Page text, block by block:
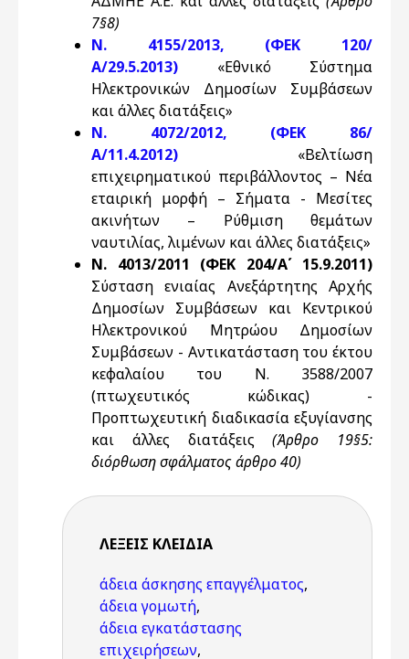
7§8)
Ν. 4155/2013, (ΦΕΚ 120/
Α/29.5.2013) «Εθνικό Σύστημα
Ηλεκτρονικών Δημοσίων Συμβάσεων
και άλλες διατάξεις»
Ν. 4072/2012, (ΦΕΚ 86/
Α/11.4.2012) «Βελτίωση
επιχειρηματικού περιβάλλοντος – Νέα
εταιρική μορφή – Σήματα - Μεσίτες
ακινήτων – Ρύθμιση θεμάτων
ναυτιλίας, λιμένων και άλλες διατάξεις»
Ν. 4013/2011 (ΦΕΚ 204/Α΄ 15.9.2011)
Σύσταση ενιαίας Ανεξάρτητης Αρχής
Δημοσίων Συμβάσεων και Κεντρικού
Ηλεκτρονικού Μητρώου Δημοσίων
Συμβάσεων - Αντικατάσταση του έκτου
κεφαλαίου του Ν. 3588/2007
(πτωχευτικός κώδικας) -
Προπτωχευτική διαδικασία εξυγίανσης
και άλλες διατάξεις(Άρθρο 19§5:
διόρθωση σφάλματος άρθρο 40)
ΛΈΞΕΙΣ KΛΕΙΔΙΆ
άδεια άσκησης επαγγέλματος,
άδεια γομωτή,
άδεια εγκατάστασης
επιχειρήσεων,